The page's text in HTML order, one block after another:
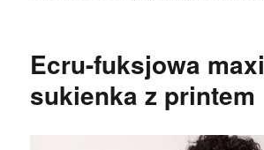
Ecru-fuksjowa maxi
sukienka z printem